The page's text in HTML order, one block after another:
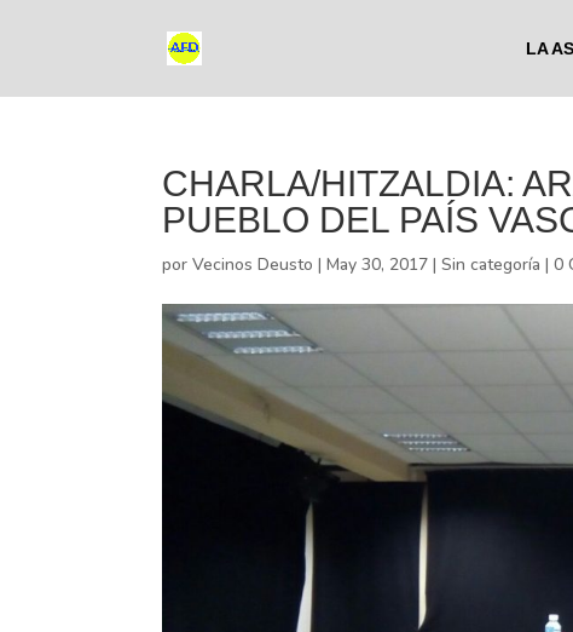
LA
CHARLA/HITZALDIA:
PUEBLO DEL PAÍS
porVecinos Deusto |May 30, 2017 |Sin categoría |0